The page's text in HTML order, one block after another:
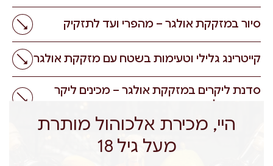
סיור במזקקת אולגר – מהפרי ועד לתזקיק →
קייטרינג גלילי וטעימות בשטח עם מזקקת אולגר→
סדנת ליקרים במזקקת אולגר – מכינים ליקר
אישי משלכם
→
סדנת קוקטיילים של מזקקת אולגר – מערבבים
היי, מכירת אלכוהול מותרת
מעל גיל 18